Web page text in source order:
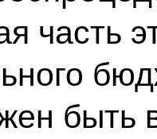
часть
быть